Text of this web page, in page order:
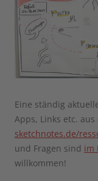
Eine ständig
Apps, Links etc.
sketchnotes.de/
und Fragen sind im
willkommen!